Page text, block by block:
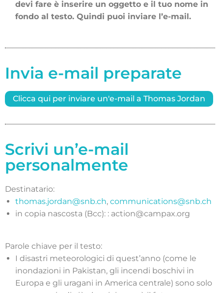
devi fare è inserire un oggetto e il tuo nome in
fondo al testo. Quindi puoi inviare l’e-mail.
Invia e-mail preparate
Clicca qui per inviare un'e-mail a Thomas Jordan
Scrivi un’e-mail
personalmente
Destinatario:
thomas.jordan@snb.ch, communications@snb.ch
in copia nascosta (Bcc): : action@campax.org
Parole chiave per il testo:
I disastri meteorologici di quest’anno (come le
inondazioni in Pakistan, gli incendi boschivi in
Europa e gli uragani in America centrale) sono solo